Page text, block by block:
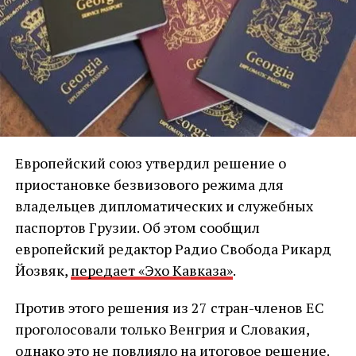
Европейский союз утвердил решение о
приостановке безвизового режима для
владельцев дипломатических и служебных
паспортов Грузии. Об этом сообщил
европейский редактор Радио Свобода Рикард
Йозвяк, передает «Эхо Кавказа».
Против этого решения из 27 стран-членов ЕС
проголосовали только Венгрия и Словакия,
однако это не повлияло на итоговое решение.